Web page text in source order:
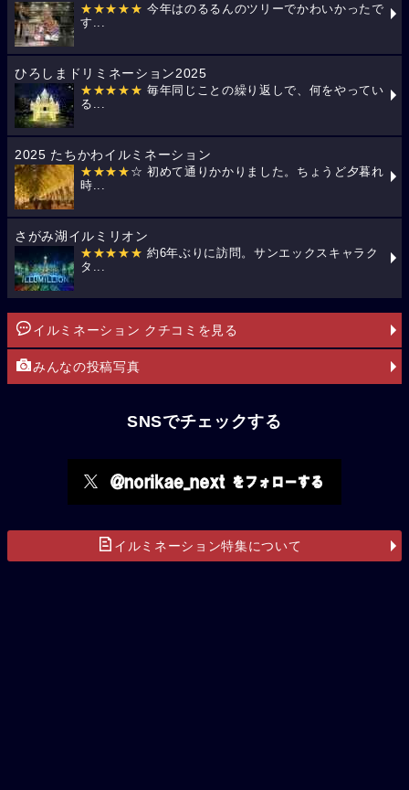
★★★★★ 今年はのるるんのツリーでかわいかったで
す...
ひろしまドリミネーション2025
★★★★★ 毎年同じことの繰り返しで、何をやってい
る...
2025 たちかわイルミネーション
★★★★ ☆ 初めて通りかかりました。ちょうど夕暮れ
時...
さがみ湖イルミリオン
★★★★★ 約6年ぶりに訪問。サンエックスキャラク
タ...
イルミネーション クチコミを見る
みんなの投稿写真
SNSでチェックする
イルミネーション特集について